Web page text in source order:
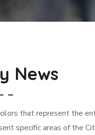
News
that represent the
specific areas of the